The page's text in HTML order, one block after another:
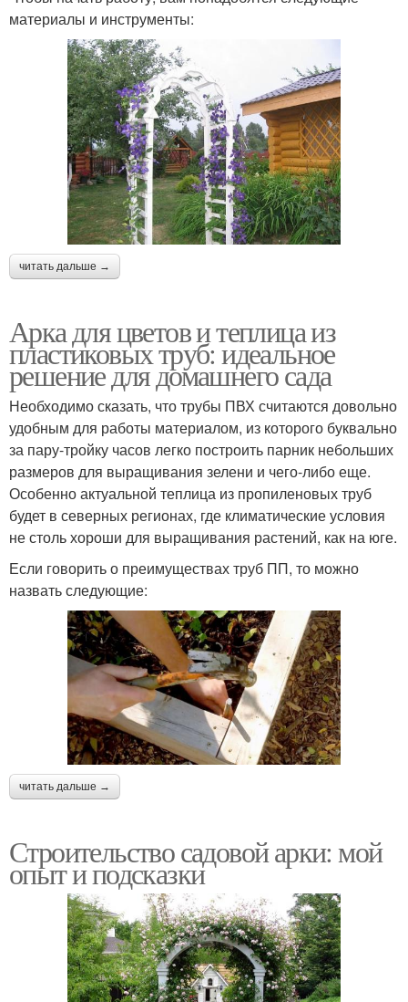
материалы и инструменты:
читать дальше →
Арка для цветов и теплица из
пластиковых труб: идеальное
решение для домашнего сада
Необходимо сказать, что трубы ПВХ считаются довольно
удобным для работы материалом, из которого буквально
за пару-тройку часов легко построить парник небольших
размеров для выращивания зелени и чего-либо еще.
Особенно актуальной теплица из пропиленовых труб
будет в северных регионах, где климатические условия
не столь хороши для выращивания растений, как на юге.
Если говорить о преимуществах труб ПП, то можно
назвать следующие:
читать дальше →
Строительство садовой арки: мой
опыт и подсказки